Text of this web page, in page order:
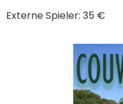
Externe Spieler: 35 €